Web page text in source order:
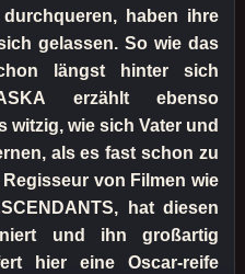
haben ihre
gelassen. So wie das
längst hinter sich
erzählt ebenso
witzig, wie sich Vater und
als es fast schon zu
von Filmen wie
hat diesen
und ihn großartig
hier eine Oscar-reife